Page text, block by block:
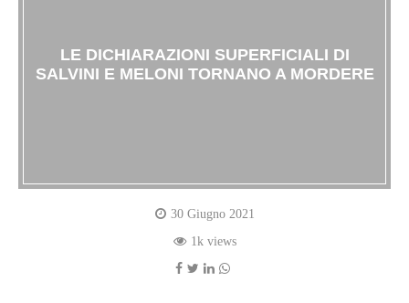
LE DICHIARAZIONI SUPERFICIALI DI
SALVINI E MELONI TORNANO A MORDERE
30 Giugno 2021
1k views